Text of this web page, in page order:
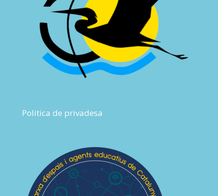
Política de privadesa